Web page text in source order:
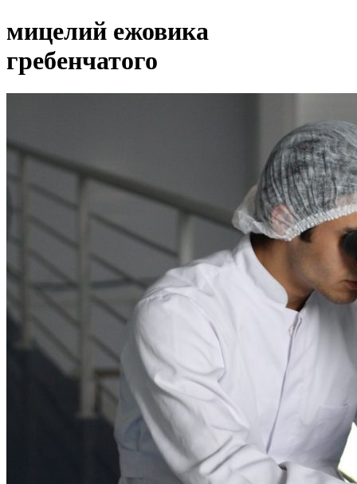
мицелий ежовика
гребенчатого